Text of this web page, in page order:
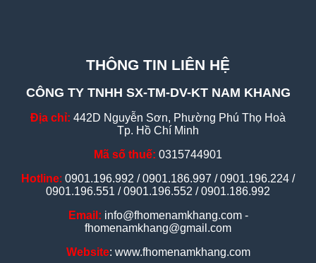
THÔNG TIN LIÊN HỆ
CÔNG TY TNHH SX-TM-DV-KT NAM KHANG
Địa chỉ: 442D Nguyễn Sơn, Phường Phú Thọ Hoà
Tp. Hồ Chí Minh
Mã số thuế: 0315744901
Hotline: 0901.196.992 / 0901.186.997 / 0901.196.224 /
0901.196.551 / 0901.196.552 / 0901.186.992
Email: info@fhomenamkhang.com -
fhomenamkhang@gmail.com
Website: www.fhomenamkhang.com